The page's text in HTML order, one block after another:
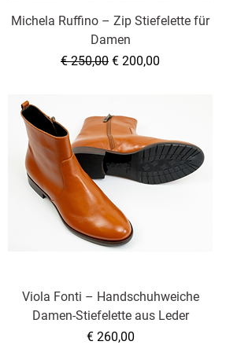
Michela Ruffino – Zip Stiefelette für
Damen
Standardpreis
€ 250,00 Sale-Preis
€ 200,00
Viola Fonti – Handschuhweiche
Damen-Stiefelette aus Leder
Preis
€ 260,00